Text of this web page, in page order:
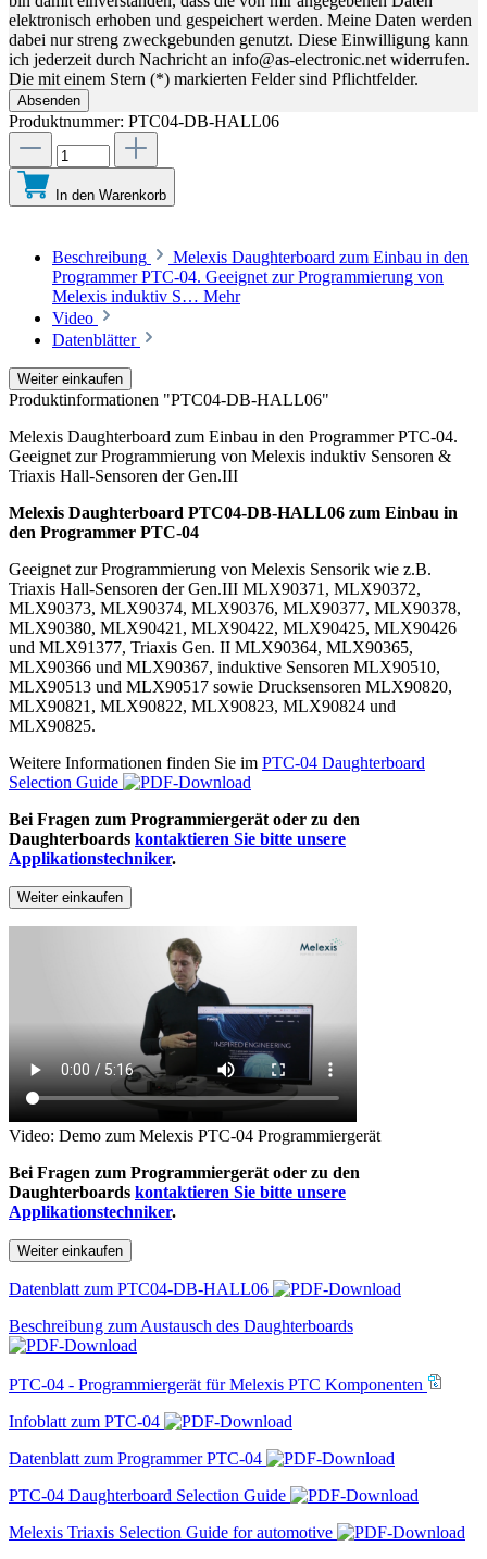
elektronisch erhoben und gespeichert werden. Meine Daten werden
dabei nur streng zweckgebunden genutzt. Diese Einwilligung kann
ich jederzeit durch Nachricht an info@as-electronic.net widerrufen.
Die mit einem Stern (*) markierten Felder sind Pflichtfelder.
Absenden
Produktnummer: PTC04-DB-HALL06
In den Warenkorb
Beschreibung
Melexis Daughterboard zum Einbau in den
Programmer PTC-04. Geeignet zur Programmierung von
Melexis induktiv S… Mehr
Video
Datenblätter
Weiter einkaufen
Produktinformationen "PTC04-DB-HALL06"
Melexis Daughterboard zum Einbau in den Programmer PTC-04.
Geeignet zur Programmierung von Melexis induktiv Sensoren &
Triaxis Hall-Sensoren der Gen.III
Melexis Daughterboard PTC04-DB-HALL06 zum Einbau in
den Programmer PTC-04
Geeignet zur Programmierung von Melexis Sensorik wie z.B.
Triaxis Hall-Sensoren der Gen.III MLX90371, MLX90372,
MLX90373, MLX90374, MLX90376, MLX90377, MLX90378,
MLX90380, MLX90421, MLX90422, MLX90425, MLX90426
und MLX91377, Triaxis Gen. II MLX90364, MLX90365,
MLX90366 und MLX90367, induktive Sensoren MLX90510,
MLX90513 und MLX90517 sowie Drucksensoren MLX90820,
MLX90821, MLX90822, MLX90823, MLX90824 und
MLX90825.
Weitere Informationen finden Sie im PTC-04 Daughterboard
Selection Guide
Bei Fragen zum Programmiergerät oder zu den
Daughterboards kontaktieren Sie bitte unsere
Applikationstechniker.
Weiter einkaufen
Video: Demo zum Melexis PTC-04 Programmiergerät
Bei Fragen zum Programmiergerät oder zu den
Daughterboards kontaktieren Sie bitte unsere
Applikationstechniker.
Weiter einkaufen
Datenblatt zum PTC04-DB-HALL06
Beschreibung zum Austausch des Daughterboards
PTC-04 - Programmiergerät für Melexis PTC Komponenten
Infoblatt zum PTC-04
Datenblatt zum Programmer PTC-04
PTC-04 Daughterboard Selection Guide
Melexis Triaxis Selection Guide for automotive